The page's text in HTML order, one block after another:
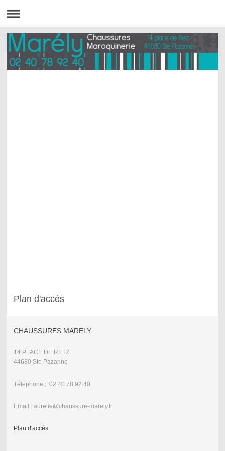
Plan d'accès
CHAUSSURES MARELY
14 PLACE DE RETZ
44680 Ste Pazanne
Téléphone : 02.40.78.92.40
Email : aurelie@chaussure-marely.fr
Plan d'accès